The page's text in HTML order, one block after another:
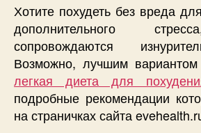
Хотите похудеть без вреда
дополнительного
сопровождаются
Возможно, лучшим
легкая диета для
подробные рекомендации
на страничках сайта